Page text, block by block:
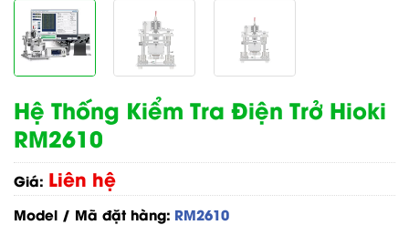
Hệ Thống Kiểm Tra Điện Trở Hioki
RM2610
Giá: Liên hệ
Model / Mã đặt hàng: RM2610